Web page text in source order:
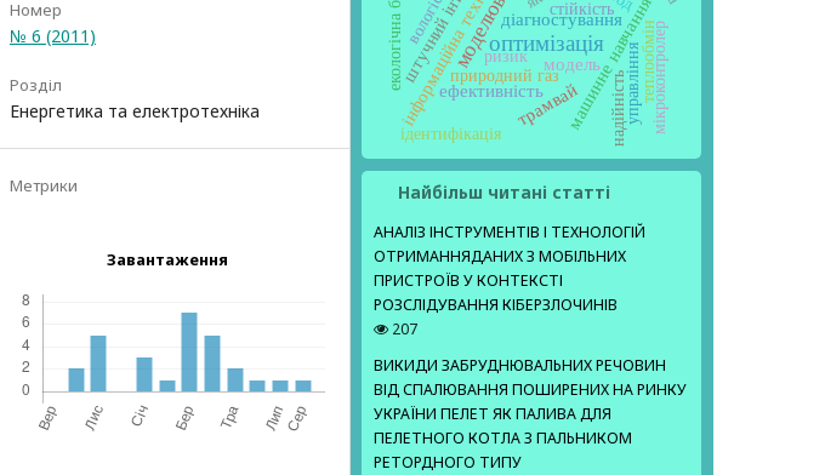
Номер
№ 6 (2011)
Розділ
Енергетика та електротехніка
Метрики
Завантаження
оптимізація
інформаційна технологія
ефективність машинне навчання
модель
діагностування
трамвай
ризик управліннятеплообмін
стійкість
мікроконтролер
ідентифікація
природний газ надійність
Найбільш читані статті
АНАЛІЗ ІНСТРУМЕНТІВ І ТЕХНОЛОГІЙ
ОТРИМАННЯДАНИХ З МОБІЛЬНИХ
ПРИСТРОЇВ У КОНТЕКСТІ
РОЗСЛІДУВАННЯ КІБЕРЗЛОЧИНІВ
207
ВИКИДИ ЗАБРУДНЮВАЛЬНИХ РЕЧОВИН
ВІД СПАЛЮВАННЯ ПОШИРЕНИХ НА РИНКУ
УКРАЇНИ ПЕЛЕТ ЯК ПАЛИВА ДЛЯ
ПЕЛЕТНОГО КОТЛА З ПАЛЬНИКОМ
РЕТОРДНОГО ТИПУ